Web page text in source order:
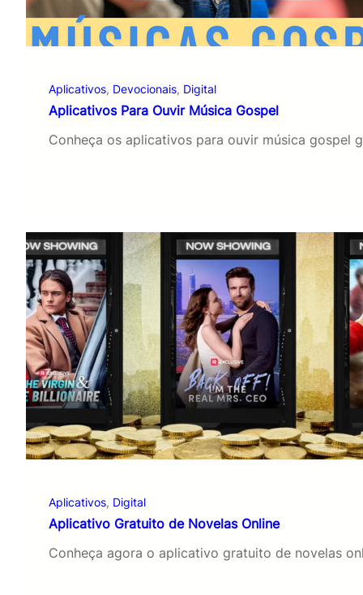
Aplicativos, Devocionais, Digital
Aplicativos Para Ouvir Música Gospel
Conheça os aplicativos para ouvir música gospel
Aplicativos, Digital
Aplicativo Gratuito de Novelas Online
Conheça agora o aplicativo gratuito de novelas